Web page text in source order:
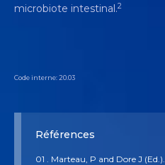
microbiote intestinal.2
Code interne: 20.03
Références
01 . Marteau, P and Dore J (Ed.).